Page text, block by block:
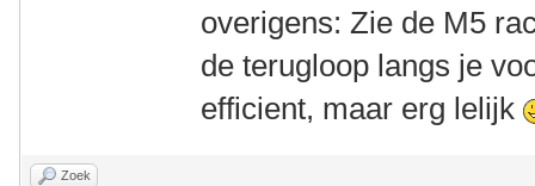
overigens: Zie de M5
de terugloop langs je
efficient, maar erg lelijk
Zoek